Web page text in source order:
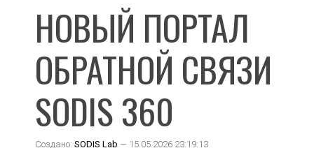
НОВЫЙ ПОРТАЛ
ОБРАТНОЙ СВЯЗИ
SODIS 360
Создано: SODIS Lab — 15.05.2026 23:19:13